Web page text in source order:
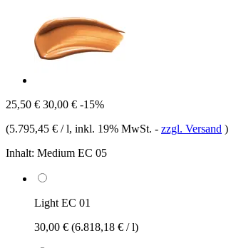
25,50 € 30,00 € -15%
(5.795,45 € / l, inkl. 19% MwSt. - zzgl. Versand )
Inhalt: Medium EC 05
Light EC 01
30,00 € (6.818,18 € / l)